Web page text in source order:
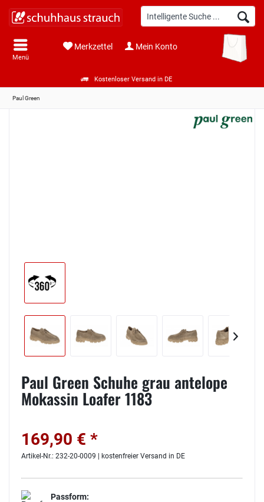
Kostenloser Versand in DE
Menü
Merkzettel Mein Konto
Paul Green
Paul Green Schuhe grau antelope
Mokassin Loafer 1183
169,90 € *
Artikel-Nr.: 232-20-0009 | kostenfreier Versand in DE
Passform: